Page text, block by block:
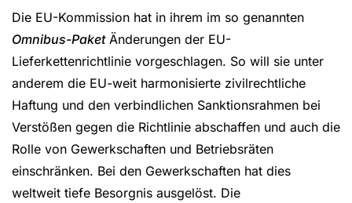
Die EU-Kommission hat in ihrem im so genannten
Omnibus-PaketÄnderungen der EU-
Lieferkettenrichtlinie vorgeschlagen. So will sie unter
anderem die EU-weit harmonisierte zivilrechtliche
Haftung und den verbindlichen Sanktionsrahmen bei
Verstößen gegen die Richtlinie abschaffen und auch die
Rolle von Gewerkschaften und Betriebsräten
einschränken. Bei den Gewerkschaften hat dies
weltweit tiefe Besorgnis ausgelöst. Die